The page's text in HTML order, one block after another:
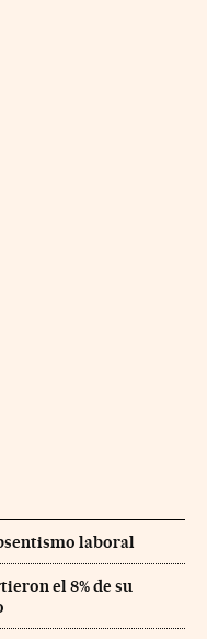
laboral
el 8% de su